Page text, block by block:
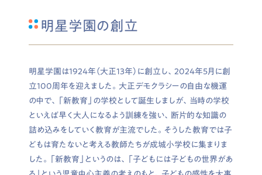
明星学園の創立
明星学園は1924年（大正13年）に創立し、2024年5月に創
立100周年を迎えました。大正デモクラシーの自由な機運
の中で、「新教育」の学校として誕生しましが、当時の学校
といえば早く大人になるよう訓練を強い、断片的な知識の
詰め込みをしていく教育が主流でした。そうした教育では子
どもは育たないと考える教師たちが成城小学校に集まりま
した。「新教育」というのは、「子どもには子どもの世界があ